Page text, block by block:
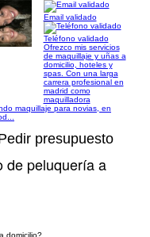
Email validado
Teléfono validado
Ofrezco mis servicios
de maquillaje y uñas a
domicilio, hoteles y
spas. Con una larga
carrera profesional en
madrid como
maquilladora
maquillaje para novias, en
presupuesto
de peluquería a